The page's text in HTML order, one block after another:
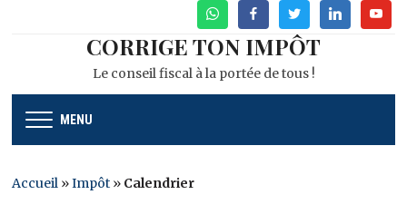
WhatsAppFacebookTwitterLinkedin
CORRIGE TON IMPÔT
Le conseil fiscal à la portée de tous !
MENU
Accueil »Impôt » Calendrier